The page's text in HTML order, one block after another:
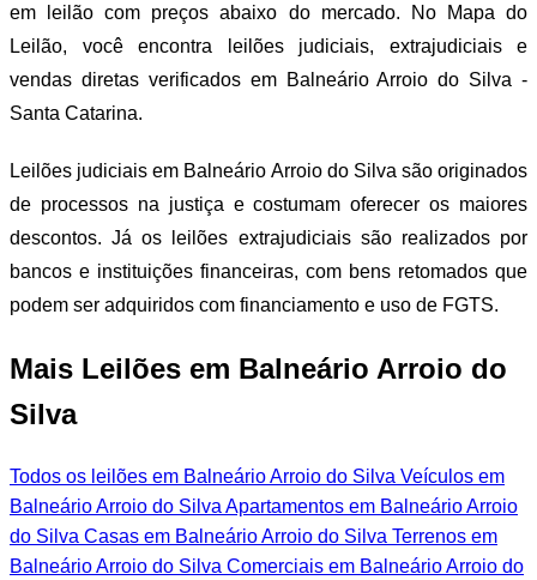
em leilão com preços abaixo do mercado. No Mapa do
Leilão, você encontra leilões judiciais, extrajudiciais e
vendas diretas verificados em Balneário Arroio do Silva -
Santa Catarina.
Leilões judiciais em Balneário Arroio do Silva são originados
de processos na justiça e costumam oferecer os maiores
descontos. Já os leilões extrajudiciais são realizados por
bancos e instituições financeiras, com bens retomados que
podem ser adquiridos com financiamento e uso de FGTS.
Mais Leilões em Balneário Arroio do
Silva
Todos os leilões em Balneário Arroio do Silva Veículos em
Balneário Arroio do Silva Apartamentos em Balneário Arroio
do Silva Casas em Balneário Arroio do Silva Terrenos em
Balneário Arroio do Silva Comerciais em Balneário Arroio do